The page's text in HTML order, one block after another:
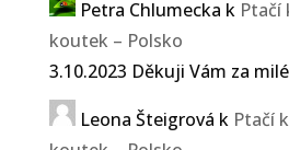
Petra Chlumecka k Ptačí
koutek – Polsko
3.10.2023 Děkuji Vám za
Leona Šteigrová k Ptačí